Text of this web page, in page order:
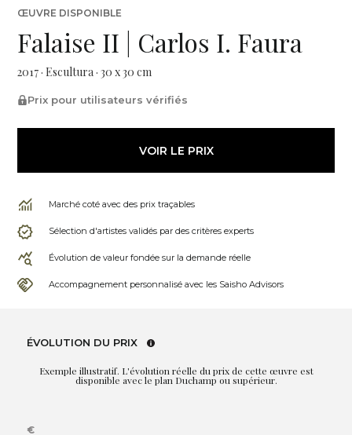
ŒUVRE DISPONIBLE
Falaise II | Carlos I. Faura
2017 · Escultura · 30 x 30 cm
Prix pour utilisateurs vérifiés
VOIR LE PRIX
Marché coté avec des prix traçables
Sélection d'artistes validés par des critères experts
Évolution de valeur fondée sur la demande réelle
Accompagnement personnalisé avec les Saisho Advisors
ÉVOLUTION DU PRIX
Exemple illustratif. L'évolution réelle du prix de cette œuvre est
disponible avec le plan Duchamp ou supérieur.